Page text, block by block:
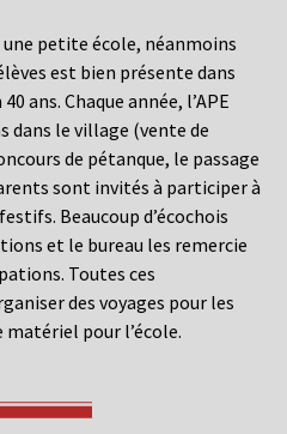
une petite école, néanmoins
est bien présente dans
ans. Chaque année, l’APE
dans le village (vente de
de pétanque, le passage
sont invités à participer à
Beaucoup d’écochois
et le bureau les remercie
Toutes ces
des voyages pour les
matériel pour l’école.